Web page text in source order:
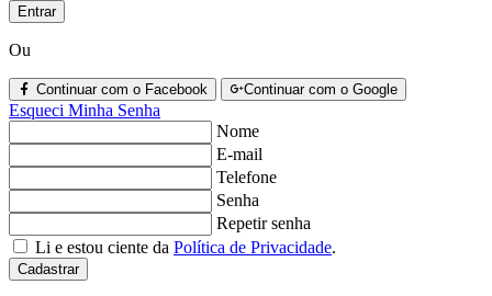
Entrar
Ou
Continuar com o Facebook Continuar com o Google
Esqueci Minha Senha
Nome
E-mail
Telefone
Senha
Repetir senha
Li e estou ciente da Política de Privacidade.
Cadastrar